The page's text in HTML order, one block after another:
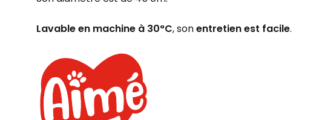
Lavable en machine à 30°C, sonentretien est facile.